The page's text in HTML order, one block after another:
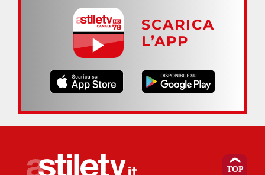
SCARICA
L’APP